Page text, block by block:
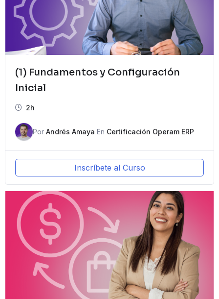
(1) Fundamentos y Configuración
Inicial
2h
Por Andrés Amaya En Certificación Operam ERP
Inscríbete al Curso